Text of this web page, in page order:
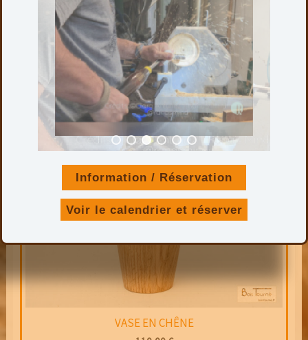
Information / Réservation
Voir le calendrier et réserver
20,00 €
Hauteur : 5,5 cm
Diamètre maxi. : 7,5 cm
Finition : Ciré
Ajouter au panier
VASE EN CHÊNE